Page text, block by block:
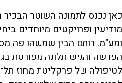
כאן נכנס לתמונה השוטר הבכיר
מודיעין ופרויקטים מיוחדים
ומע"מ. רותם הבין שמשהו פה
הפרשה והגיש תלונה מפורטת
לטיפולה של פרקליטת מחוז